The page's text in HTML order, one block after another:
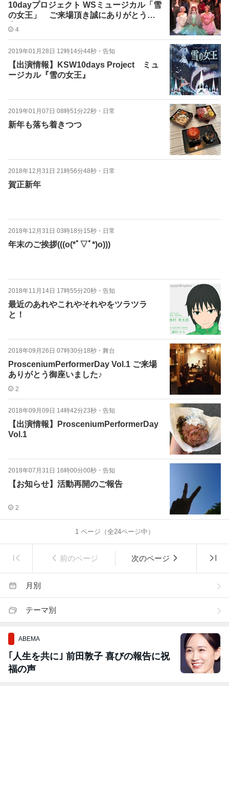
10dayプロジェクト WSミュージカル「雪
の女王」 ご来場頂き誠にありがとう御
座いました！
4
2019年01月28日 12時14分44秒 ・ 告知
【出演情報】KSW10days Project ミュ
ージカル『雪の女王』
2019年01月07日 08時51分22秒 ・ 日常
新年も落ち着きつつ
2018年12月31日 21時56分48秒 ・ 日常
賀正新年
2018年12月31日 03時18分15秒 ・ 日常
年末のご挨拶(((o(*ﾟ▽ﾟ*)o)))
2018年11月14日 17時55分20秒 ・ 告知
最近のあれやこれやそれやをツラツラ
と！
2018年09月26日 07時30分18秒 ・ 舞台
ProsceniumPerformerDay Vol.1 ご来場
ありがとう御座いました♪
2
2018年09月09日 14時42分23秒 ・ 告知
【出演情報】ProsceniumPerformerDay
Vol.1
2018年07月31日 16時00分00秒 ・ 告知
【お知らせ】活動再開のご報告
2
1ページ（全24ページ中）
前のページ 次のページ
月別
テーマ別
ABEMA
｢人生を共に｣ 前田敦子 喜びの報告に祝
福の声